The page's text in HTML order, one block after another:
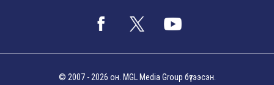
© 2007 - 2026 он. MGL Media Group бүтээсэн.